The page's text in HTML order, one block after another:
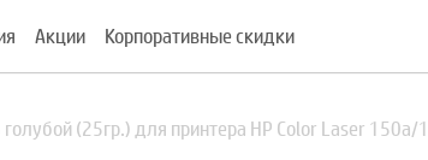
Акции Корпоративные скидки
(25гр.) для принтера HP Color Laser